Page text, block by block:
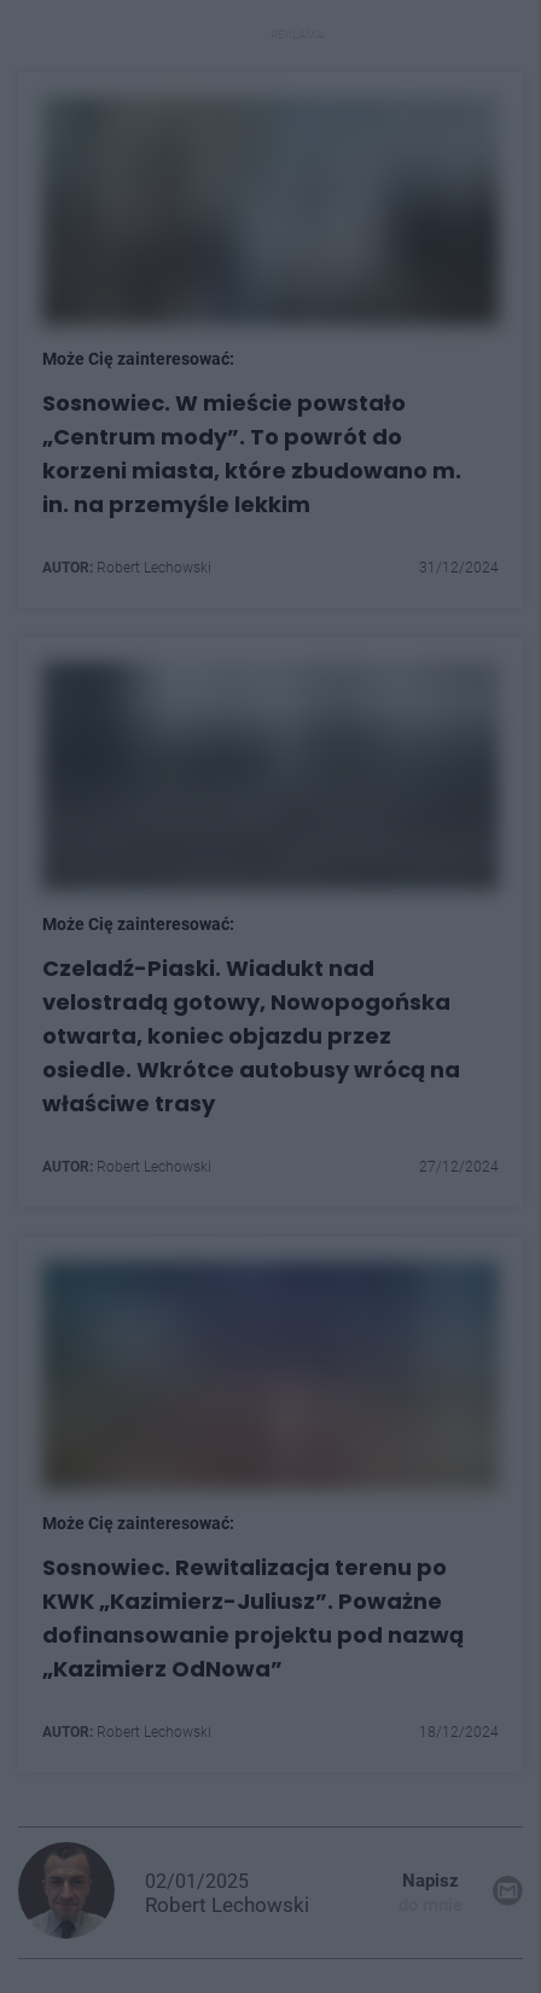
Może Cię zainteresować:
Sosnowiec. W mieście powstało
„Centrum mody”. To powrót do
korzeni miasta, które zbudowano m.
in. na przemyśle lekkim
AUTOR: Robert Lechowski 31/12/2024
Może Cię zainteresować:
Czeladź-Piaski. Wiadukt nad
velostradą gotowy, Nowopogońska
otwarta, koniec objazdu przez
osiedle. Wkrótce autobusy wrócą na
właściwe trasy
AUTOR: Robert Lechowski 27/12/2024
Może Cię zainteresować:
Sosnowiec. Rewitalizacja terenu po
KWK „Kazimierz-Juliusz”. Poważne
dofinansowanie projektu pod nazwą
„Kazimierz OdNowa”
AUTOR: Robert Lechowski 18/12/2024
02/01/2025
Robert Lechowski
Napisz